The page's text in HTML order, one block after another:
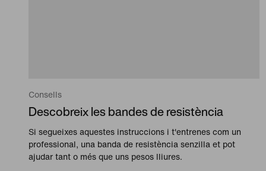
Consells
Descobreix les bandes de resistència
Si segueixes aquestes instruccions i t'entrenes com un
professional, una banda de resistència senzilla et pot
ajudar tant o més que uns pesos lliures.